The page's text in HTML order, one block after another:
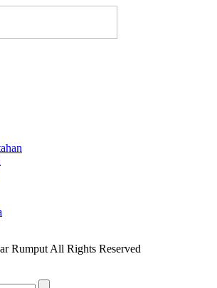
Rumput All Rights Reserved